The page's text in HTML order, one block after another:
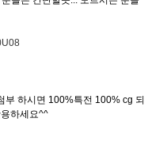
부 하시면 100%특전 100% cg 되
하세요^^